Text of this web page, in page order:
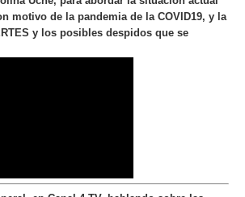
motivo de la pandemia de la COVID19, y la
y los posibles despidos que se